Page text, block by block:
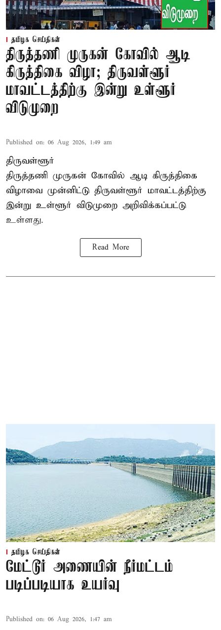
தமிழக செய்திகள்
திருத்தணி முருகன் கோவில் ஆடி
கிருத்திகை விழா; திருவள்ளூர்
மாவட்டத்திற்கு இன்று உள்ளூர்
விடுமுறை
Published on: 06 Aug 2026, 1:49 am
திருவள்ளூர்
திருத்தணி முருகன் கோவில் ஆடி கிருத்திகை
விழாவை முன்னிட்டு திருவள்ளூர் மாவட்டத்திற்கு
இன்று உள்ளூர் விடுமுறை அறிவிக்கப்பட்டு
உள்ளது.
Read More
தமிழக செய்திகள்
மேட்டூர் அணையின் நீர்மட்டம்
படிப்படியாக உயர்வு
Published on: 06 Aug 2026, 1:47 am